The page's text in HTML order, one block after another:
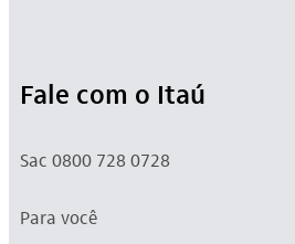
Fale com o Itaú
Sac 0800 728 0728
Para você